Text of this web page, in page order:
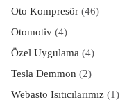
Oto Kompresör(46)
Otomotiv(4)
Özel Uygulama (4)
Tesla Demmon (2)
Webasto Isıtıcılarımız(1)